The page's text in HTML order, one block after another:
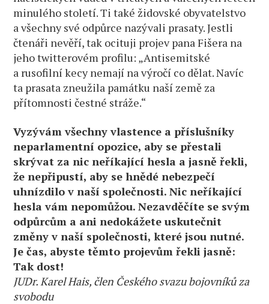
minulého století. Ti také židovské obyvatelstvo
a všechny své odpůrce nazývali prasaty. Jestli
čtenáři nevěří, tak ocituji projev pana Fišera na
jeho twitterovém profilu: „Antisemitské
a rusofilní kecy nemají na výročí co dělat. Navíc
ta prasata zneužila památku naší země za
přítomnosti čestné stráže.“
Vyzývám všechny vlastence a příslušníky
neparlamentní opozice, aby se přestali
skrývat za nic neříkající hesla a jasně řekli,
že nepřipustí, aby se hnědé nebezpečí
uhnízdilo v naší společnosti. Nic neříkající
hesla vám nepomůžou. Nezavděčíte se svým
odpůrcům a ani nedokážete uskutečnit
změny v naší společnosti, které jsou nutné.
Je čas, abyste těmto projevům řekli jasně:
Tak dost!
JUDr. Karel Hais, člen Českého svazu bojovníků za
svobodu